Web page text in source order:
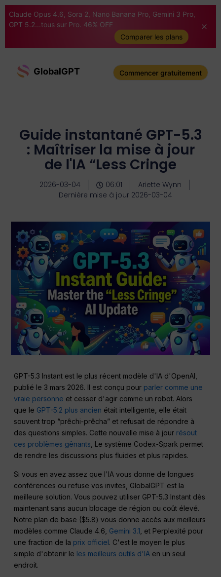
Claude Opus 4.6, Sora 2, Nano Banana Pro, Gemini 3 Pro,
GPT 5.2...tous sur Pro. 46% OFF
Comparer les plans
GlobalGPT Commencer gratuitement
Guide instantané GPT-5.3
: Maîtriser la mise à jour
de l'IA “Less Cringe
2026-03-04 06:01
Ariette Wynn
Dernière mise à jour 2026-03-04
GPT-5.3 Instant est le plus récent modèle d'IA d'OpenAI,
publié le 3 mars 2026. Il est conçu pour parler comme une
vraie personne et cesser d'agir comme un robot. Alors
que le GPT-5.2 plus ancien était intelligente, elle était
souvent trop “prêchi-prêcha” et refusait de répondre à
des questions simples. Cette nouvelle mise à jour résout
ces problèmes gênants , Le système Codex-Spark permet
de rendre les discussions plus fluides et plus rapides.
Si vous en avez assez que l'IA vous donne de longues
conférences ou refuse vos invites, GlobalGPT est la
meilleure solution. Vous pouvez utiliser GPT-5.3 Instant dès
maintenant sans aucun blocage de région ou coût élevé.
Notre plan de base ($5.8) vous donne accès aux meilleurs
modèles comme Claude 4.6, Gemini 3.1 , et Perplexité pour
une fraction de la prix officiel. C'est le moyen le plus
simple d'obtenir le les meilleurs outils d'IA en un seul
endroit.